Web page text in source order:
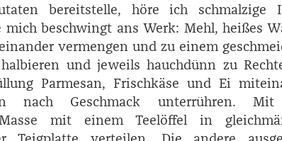
bereitstelle, höre ich schmalzige
mich beschwingt ans Werk: Mehl, heißes
vermengen und zu einem
und jeweils hauchdünn zu
Parmesan, Frischkäse und Ei
nach Geschmack unterrühren. Mit
mit einem Teelöffel in